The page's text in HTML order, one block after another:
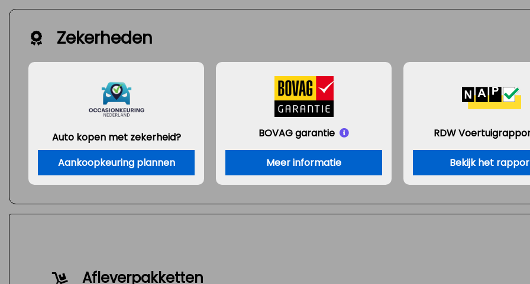
Zekerheden
Auto kopen met zekerheid?
Aankoopkeuring plannen
BOVAG garantie
Meer informatie
RDW
Bekijk het
Afleverpakketten